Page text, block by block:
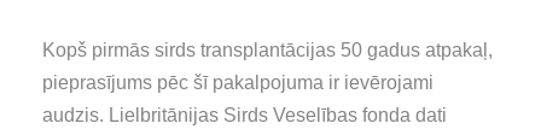
Kopš pirmās sirds transplantācijas 50 gadus atpakaļ,
pieprasījums pēc šī pakalpojuma ir ievērojami
audzis. Lielbritānijas Sirds Veselības fonda dati